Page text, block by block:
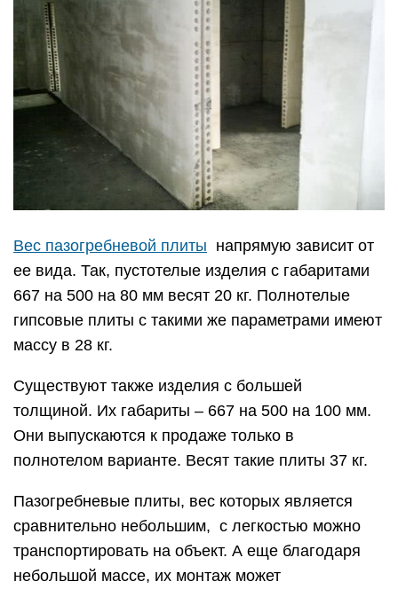
Вес пазогребневой плиты напрямую зависит от
ее вида. Так, пустотелые изделия с габаритами
667 на 500 на 80 мм весят 20 кг. Полнотелые
гипсовые плиты с такими же параметрами имеют
массу в 28 кг.
Существуют также изделия с большей
толщиной. Их габариты – 667 на 500 на 100 мм.
Они выпускаются к продаже только в
полнотелом варианте. Весят такие плиты 37 кг.
Пазогребневые плиты, вес которых является
сравнительно небольшим, с легкостью можно
транспортировать на объект. А еще благодаря
небольшой массе, их монтаж может